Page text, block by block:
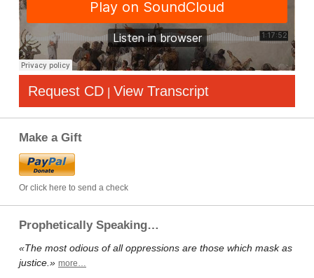
Request CD | View Transcript
Make a Gift
Or click here to send a check
Prophetically Speaking…
«The most odious of all oppressions are those which mask as
justice.» more…